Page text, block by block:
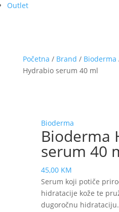
Outlet
Početna / Brand / Bioderma
Hydrabio serum 40 ml
Bioderma
Bioderma
serum 40
45,00 KM
Serum koji potiče
hidratacije kože te
dugoročnu